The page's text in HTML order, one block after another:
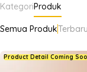
KategoriProduk
Semua ProdukTerbaru
Product Detail Coming